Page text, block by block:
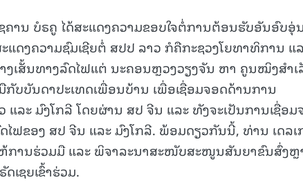
ຄານ ບໍຣຄູ ໄດ້ສະແດງຄວາມຂອບໃຈຕໍ່ການຕ້ອນຮັບອັນອົບອຸ່ນ
ແດງຄວາມຊົມເຊີຍຕໍ່ ສປປ ລາວ ກໍຄືກະຊວງໂຍທາທິການ ແ
ງເສັ້ນທາງລົດໄຟແຕ່ ນະຄອນຫຼວງວຽງຈັນ ຫາ ຄູນໝິງສໍາເ
ບບັນດາປະເທດເພື່ອນບ້ານ ເພື່ອເຊື່ອມຈອດດ້ານການ
ລະ ມົງໂກລີ ໂດຍຜ່ານ ສປ ຈີນ ແລະ ທັງຈະເປັນການເຊື່ອມ
ໄຟຂອງ ສປ ຈີນ ແລະ ມົງໂກລີ. ພ້ອມດຽວກັນນີ້, ທ່ານ ເດລເ
ຫ້ການຮ່ວມມື ແລະ ພິຈາລະນາສະໜັບສະໜູນສັນຍາຂົນສົ່ງຫຼ
ເຊຍເຂົ້າຮ່ວມ.